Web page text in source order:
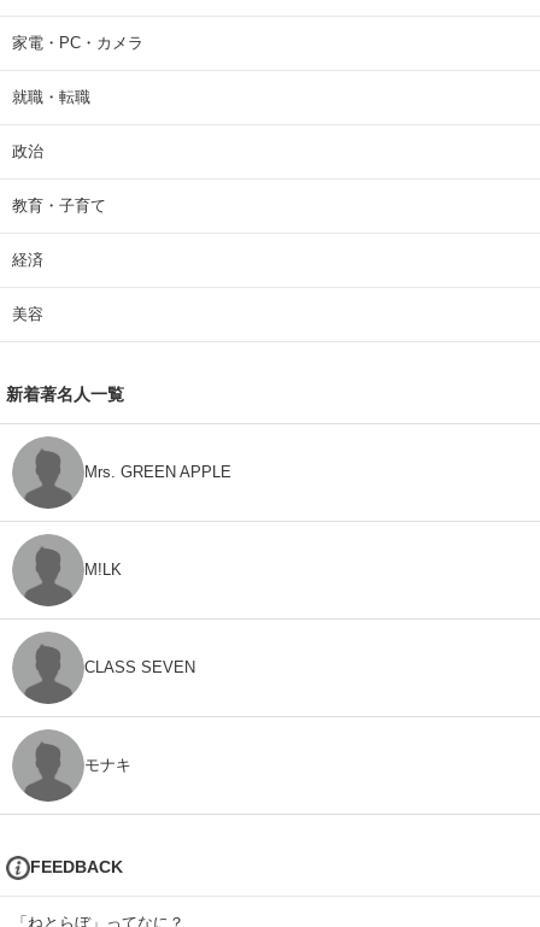
家電・PC・カメラ
就職・転職
政治
教育・子育て
経済
美容
新着著名人一覧
Mrs. GREEN APPLE
M!LK
CLASS SEVEN
モナキ
FEEDBACK
「ねとらぼ」ってなに？